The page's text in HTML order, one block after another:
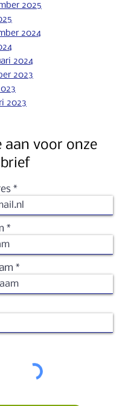
2025
2024
2024
2023
2023
aan voor onze